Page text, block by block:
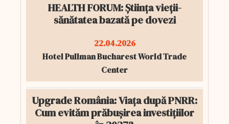
HEALTH FORUM: Știința vieții-
sănătatea bazată pe dovezi
22.04.2026
Hotel Pullman Bucharest World Trade
Center
Upgrade România: Viața după PNRR:
Cum evităm prăbușirea investițiilor